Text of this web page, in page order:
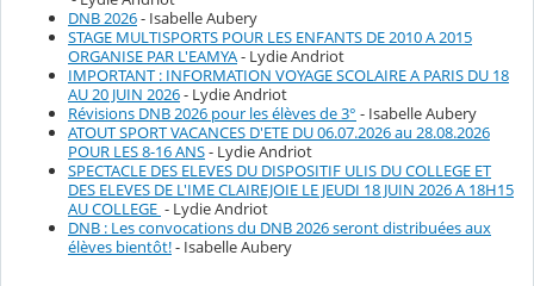
DNB 2026- Isabelle Aubery
STAGE MULTISPORTS POUR LES ENFANTS DE 2010 A 2015
ORGANISE PAR L'EAMYA- Lydie Andriot
IMPORTANT : INFORMATION VOYAGE SCOLAIRE A PARIS DU 18
AU 20 JUIN 2026- Lydie Andriot
Révisions DNB 2026 pour les élèves de 3° - Isabelle Aubery
ATOUT SPORT VACANCES D'ETE DU 06.07.2026 au 28.08.2026
POUR LES 8-16 ANS- Lydie Andriot
SPECTACLE DES ELEVES DU DISPOSITIF ULIS DU COLLEGE ET
DES ELEVES DE L'IME CLAIREJOIE LE JEUDI 18 JUIN 2026 A 18H15
AU COLLEGE - Lydie Andriot
DNB : Les convocations du DNB 2026 seront distribuées aux
élèves bientôt!- Isabelle Aubery